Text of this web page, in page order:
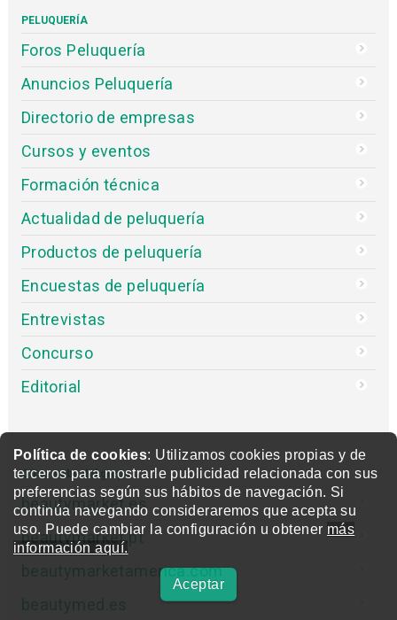
Política de cookies: Utilizamos cookies propias y de
terceros para mostrarle publicidad relacionada con sus
preferencias según sus hábitos de navegación. Si
continúa navegando consideraremos que acepta su
uso. Puede cambiar la configuración u obtener más
información aquí.
Aceptar
PELUQUERÍA
Foros Peluquería
Anuncios Peluquería
Directorio de empresas
Cursos y eventos
Formación técnica
Actualidad de peluquería
Productos de peluquería
Encuestas de peluquería
Entrevistas
Concurso
Editorial
Otras webs del grupo
beautymarket.es
beautymarket.pt
beautymarketamerica.com
beautymed.es